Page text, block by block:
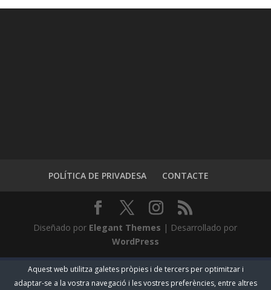
POLÍTICA DE PRIVADESA CONTACTE
Diseñado por Elegant Themes | Desarrollado por
WordPress
Aquest web utilitza galetes pròpies i de tercers per optimitzar i
adaptar-se a la vostra navegació i les vostres preferències, entre altres